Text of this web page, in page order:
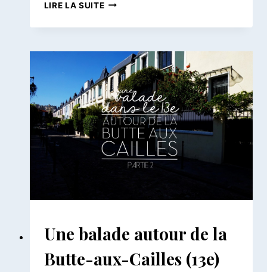
LIRE LA SUITEBALADE
LE
|
ENTRE
RÉPUBLIQUE
ET
ARTS
ET
MÉTIERS
BALADES
PARISIENNES
BALADES
Une balade autour de la
Butte-aux-Cailles (13e)